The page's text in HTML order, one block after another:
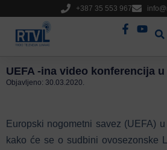
+387 35 553 967
UEFA -ina video konferencija
Objavljeno: 30.03.2020.
Europski nogometni savez (UEFA)
kako će se o sudbini ovosezonske